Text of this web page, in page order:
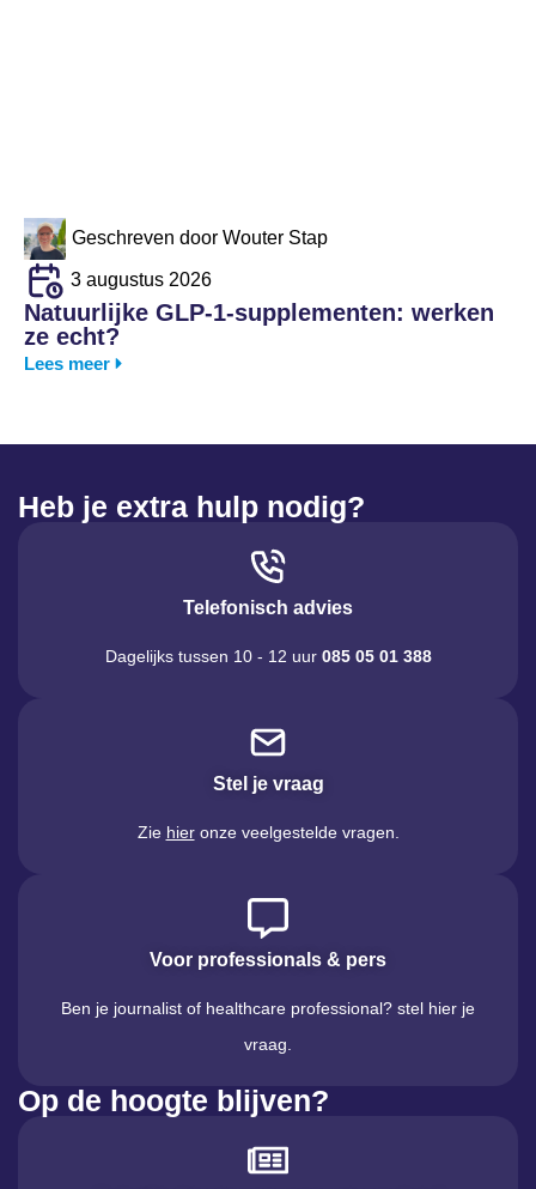
Geschreven door Wouter Stap
3 augustus 2026
Natuurlijke GLP-1-supplementen: werken
ze echt?
Lees meer
Heb je extra hulp nodig?
Telefonisch advies
Dagelijks tussen 10 - 12 uur 085 05 01 388
Stel je vraag
Zie hieronze veelgestelde vragen.
Voor professionals & pers
Ben je journalist of healthcare professional? stel hier je
vraag.
Op de hoogte blijven?